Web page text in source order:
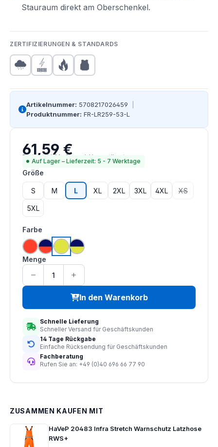
Stauraum direkt am Oberschenkel.
ZERTIFIZIERUNGEN & STANDARDS
Artikelnummer: 5708217026459
Produktnummer: FR-LR259-53-L
Regulärer Preis:
61,59 €
Preise inkl. MwSt. zzgl. Versandkosten
Auf Lager – Lieferzeit: 5 - 7 Werktage
Größe
S M L XL 2XL 3XL 4XL XS(Diese
5XL
Farbe
hi vis orange
hi vis orange | navy
hi vis saturn gelb
hi vis saturn gelb | navy
Menge
In den Warenkorb
Schnelle Lieferung
Schneller Versand für Geschäftskunden
14 Tage Rückgabe
Einfache Rücksendung für Geschäftskunden
Fachberatung
Rufen Sie an: +49 (0)40 696 66 77 90
ZUSAMMEN KAUFEN MIT
HaVeP 20483 Infra Stretch Warnschutz Latzhose
RWS+